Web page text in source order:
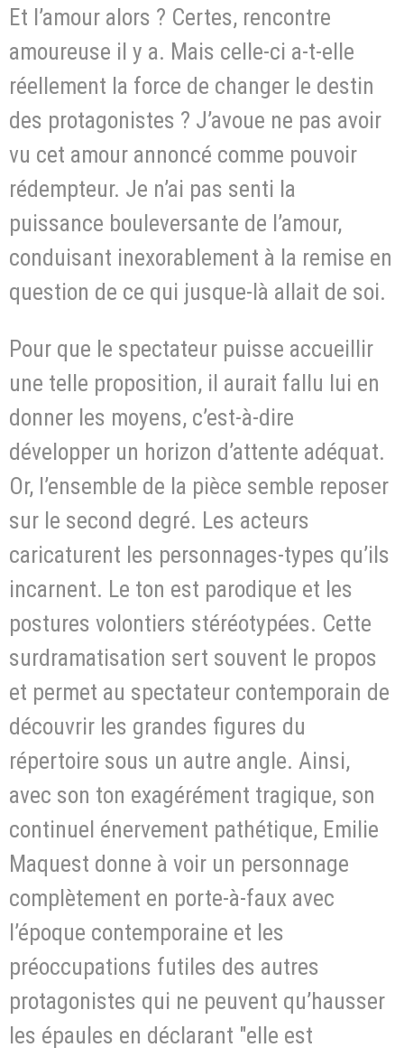
Et l’amour alors ? Certes, rencontre
amoureuse il y a. Mais celle-ci a-t-elle
réellement la force de changer le destin
des protagonistes ? J’avoue ne pas avoir
vu cet amour annoncé comme pouvoir
rédempteur. Je n’ai pas senti la
puissance bouleversante de l’amour,
conduisant inexorablement à la remise en
question de ce qui jusque-là allait de soi.
Pour que le spectateur puisse accueillir
une telle proposition, il aurait fallu lui en
donner les moyens, c’est-à-dire
développer un horizon d’attente adéquat.
Or, l’ensemble de la pièce semble reposer
sur le second degré. Les acteurs
caricaturent les personnages-types qu’ils
incarnent. Le ton est parodique et les
postures volontiers stéréotypées. Cette
surdramatisation sert souvent le propos
et permet au spectateur contemporain de
découvrir les grandes figures du
répertoire sous un autre angle. Ainsi,
avec son ton exagérément tragique, son
continuel énervement pathétique, Emilie
Maquest donne à voir un personnage
complètement en porte-à-faux avec
l’époque contemporaine et les
préoccupations futiles des autres
protagonistes qui ne peuvent qu’hausser
les épaules en déclarant "elle est